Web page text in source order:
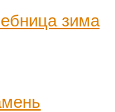
зима